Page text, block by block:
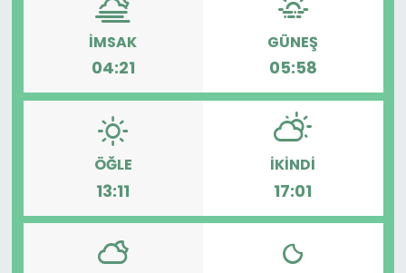
İMSAK
04:21
GÜNEŞ
05:58
ÖĞLE
13:11
İKINDI
17:01
SAĞLIK
TEKNOLOJİ
Yaşam